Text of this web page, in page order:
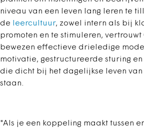
niveau van een leven lang leren te
de
leercultuur, zowel intern als bij
promoten en te stimuleren, vertrouwt
bewezen effectieve drieledige
motivatie, gestructureerde sturing
die dicht bij het dagelijkse leven
staan.
"Als je een koppeling maakt tussen